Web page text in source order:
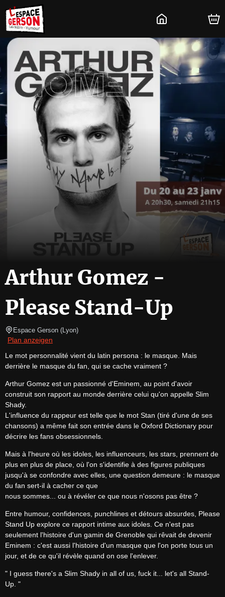
Arthur Gomez -
Please Stand-Up
Espace Gerson (Lyon)
Plan anzeigen
Le mot personnalité vient du latin persona : le masque. Mais
derrière le masque du fan, qui se cache vraiment ?
Arthur Gomez est un passionné d'Eminem, au point d'avoir
construit son rapport au monde derrière celui qu'on appelle Slim
Shady.
L'influence du rappeur est telle que le mot Stan (tiré d'une de ses
chansons) a même fait son entrée dans le Oxford Dictionary pour
décrire les fans obsessionnels.
Mais à l'heure où les idoles, les influenceurs, les stars, prennent de
plus en plus de place, où l'on s'identifie à des figures publiques
jusqu'à se confondre avec elles, une question demeure : le masque
du fan sert-il à cacher ce que
nous sommes... ou à révéler ce que nous n'osons pas être ?
Entre humour, confidences, punchlines et détours absurdes, Please
Stand Up explore ce rapport intime aux idoles. Ce n'est pas
seulement l'histoire d'un gamin de Grenoble qui rêvait de devenir
Eminem : c'est aussi l'histoire d'un masque que l'on porte tous un
jour, et de ce qu'il révèle quand on ose l'enlever.
" I guess there's a Slim Shady in all of us, fuck it... let's all Stand-
Up. "